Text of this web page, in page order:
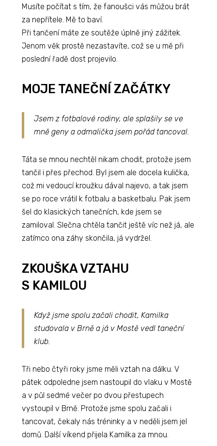
Musíte počítat s tím, že fanoušci vás můžou brát
za nepřítele. Mě to baví.
Při tančení máte ze soutěže úplně jiný zážitek.
Jenom věk prostě nezastavíte, což se u mě při
poslední řadě dost projevilo.
MOJE TANEČNÍ ZAČÁTKY
Jsem z fotbalové rodiny, ale splašily se ve
mně geny a odmalička jsem pořád tancoval.
Táta se mnou nechtěl nikam chodit, protože jsem
tančil i přes přechod. Byl jsem ale docela kulička,
což mi vedoucí kroužku dával najevo, a tak jsem
se po roce vrátil k fotbalu a basketbalu. Pak jsem
šel do klasických tanečních, kde jsem se
zamiloval. Slečna chtěla tančit ještě víc než já, ale
zatímco ona záhy skončila, já vydržel.
ZKOUŠKA VZTAHU
S KAMILOU
Když jsme spolu začali chodit, Kamilka
studovala v Brně a já v Mostě vedl taneční
klub.
Tři nebo čtyři roky jsme měli vztah na dálku. V
pátek odpoledne jsem nastoupil do vlaku v Mostě
a v půl sedmé večer po dvou přestupech
vystoupil v Brně. Protože jsme spolu začali i
tancovat, čekaly nás tréninky a v neděli jsem jel
domů. Další víkend přijela Kamilka za mnou.